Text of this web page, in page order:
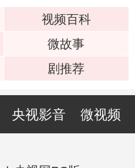
视频百科
微故事
剧推荐
央视影音 微视频